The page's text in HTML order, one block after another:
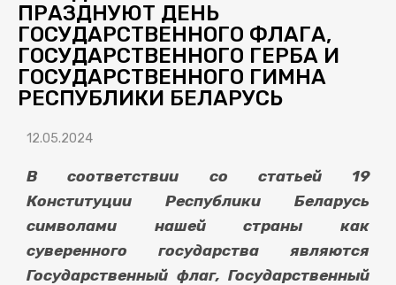
ПРАЗДНУЮТ ДЕНЬ
ГОСУДАРСТВЕННОГО ФЛАГА,
ГОСУДАРСТВЕННОГО ГЕРБА И
ГОСУДАРСТВЕННОГО ГИМНА
РЕСПУБЛИКИ БЕЛАРУСЬ
12.05.2024
В соответствии со статьей 19
Конституции Республики Беларусь
символами нашей страны как
суверенного государства являются
Государственный флаг, Государственный